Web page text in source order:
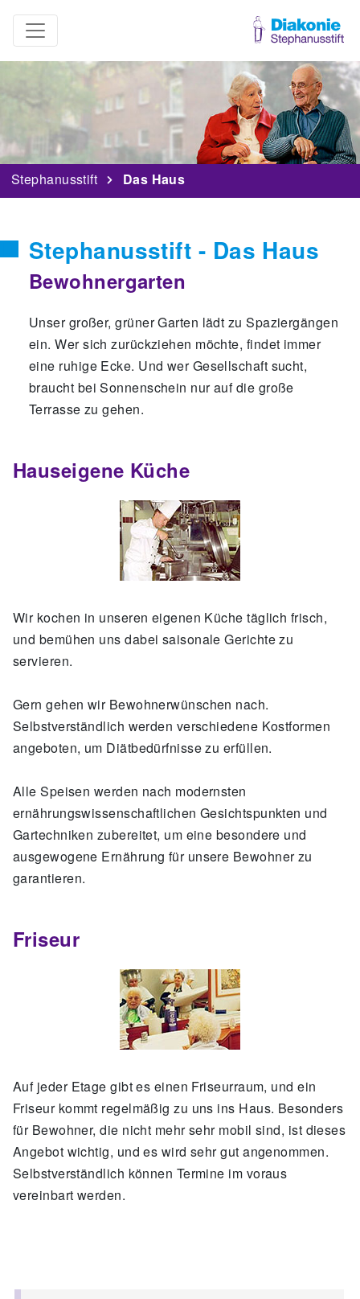
Stephanusstift Das Haus
Stephanusstift - Das Haus
Bewohnergarten
Unser großer, grüner Garten lädt zu Spaziergängen
ein. Wer sich zurückziehen möchte, findet immer
eine ruhige Ecke. Und wer Gesellschaft sucht,
braucht bei Sonnenschein nur auf die große
Terrasse zu gehen.
Hauseigene Küche
Wir kochen in unseren eigenen Küche täglich frisch,
und bemühen uns dabei saisonale Gerichte zu
servieren.
Gern gehen wir Bewohnerwünschen nach.
Selbstverständlich werden verschiedene Kostformen
angeboten, um Diätbedürfnisse zu erfüllen.
Alle Speisen werden nach modernsten
ernährungswissenschaftlichen Gesichtspunkten und
Gartechniken zubereitet, um eine besondere und
ausgewogene Ernährung für unsere Bewohner zu
garantieren.
Friseur
Auf jeder Etage gibt es einen Friseurraum, und ein
Friseur kommt regelmäßig zu uns ins Haus. Besonders
für Bewohner, die nicht mehr sehr mobil sind, ist dieses
Angebot wichtig, und es wird sehr gut angenommen.
Selbstverständlich können Termine im voraus
vereinbart werden.